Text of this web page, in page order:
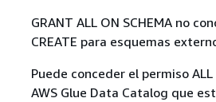
GRANT ALL ON SCHEMA no
CREATE para esquemas
Puede conceder el permiso
AWS Glue Data Catalog que